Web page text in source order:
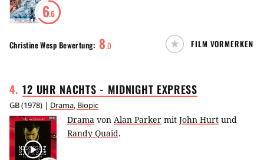
6.6
Christine Wesp Bewertung: 8.0 FILM VORMERKEN
4. 12 UHR NACHTS - MIDNIGHT EXPRESS
GB(1978) | Drama, Biopic
Drama von Alan Parker mit John Hurt und
Randy Quaid.